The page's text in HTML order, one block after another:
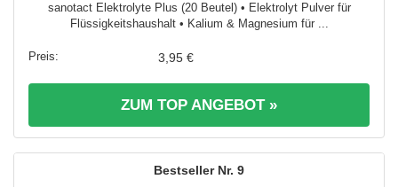
sanotact Elektrolyte Plus (20 Beutel) • Elektrolyt Pulver für
Flüssigkeitshaushalt • Kalium & Magnesium für ...
3,95 €
ZUM TOP ANGEBOT »
9